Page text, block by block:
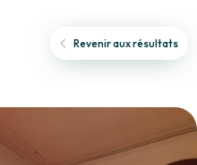
Revenir aux résultats